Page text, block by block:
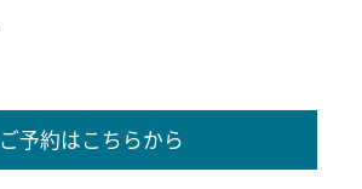
ご予約はこちらから